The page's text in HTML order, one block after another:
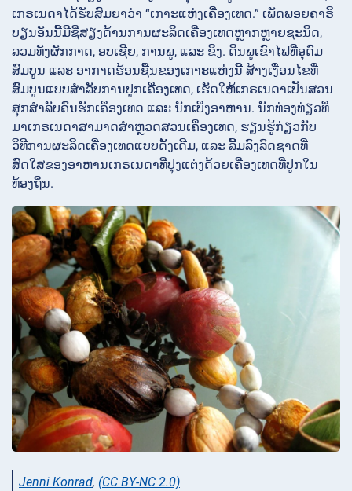
ເກຣເນດາໄດ້ຮັບສົມຍາວ່າ “ເກາະແຫ່ງເຄື່ອງເທດ.” ເພັດພອຍຄາຣິ
ບຽນອັນນີ້ມີຊື່ສຽງດ້ານການຜະລິດເຄື່ອງເທດຫຼາກຫຼາຍຊະນິດ,
ລວມທັງຜັກກາດ, ອບເຊີຍ, ການພູ, ແລະ ຂິງ. ດິນພູເຂົາໄຟທີ່ອຸດົມ
ສົມບູນ ແລະ ອາກາດຮ້ອນຊື້ນຂອງເກາະແຫ່ງນີ້ ສ້າງເງື່ອນໄຂທີ່
ສົມບູນແບບສໍາລັບການປູກເຄື່ອງເທດ, ເຮັດໃຫ້ເກຣເນດາເປັນສວນ
ສຸກສໍາລັບຄົນຮັກເຄື່ອງເທດ ແລະ ນັກເບິ່ງອາຫານ. ນັກທ່ອງທ່ຽວທີ່
ມາເກຣເນດາສາມາດສໍາຫຼວດສວນເຄື່ອງເທດ, ຮຽນຮູ້ກ່ຽວກັບ
ວິທີການຜະລິດເຄື່ອງເທດແບບດັ້ງເດີມ, ແລະ ລີ້ມລົງລົດຊາດທີ່
ສົດໃສຂອງອາຫານເກຣເນດາທີ່ປຸງແຕ່ງດ້ວຍເຄື່ອງເທດທີ່ປູກໃນ
ທ້ອງຖິ່ນ.
Jenni Konrad, (CC BY-NC 2.0)